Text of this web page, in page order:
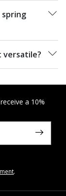
spring
versatile?
a 10%
.